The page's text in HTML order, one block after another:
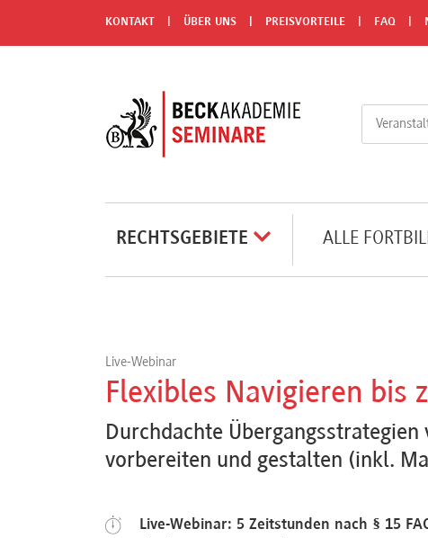
KONTAKT ÜBER UNS PREISVORTEILE FAQ
RECHTSGEBIETE ALLE
Live-Webinar
Flexibles Navigieren bis
Durchdachte
vorbereiten und gestalten (inkl.
Live-Webinar: 5 Zeitstunden nach § 15